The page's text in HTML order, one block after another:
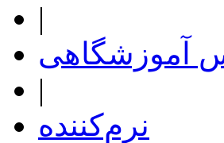
|
آموزشگاهی
|
نرم‌کننده